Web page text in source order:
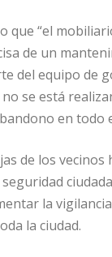
que “el
de un
del equipo de
se está
en todo
de los vecinos
la
la ciudad.